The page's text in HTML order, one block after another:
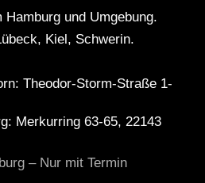
und Umgebung.
Kiel, Schwerin.
Theodor-Storm-Straße 1-
Merkurring 63-65, 22143
– Nur mit Termin